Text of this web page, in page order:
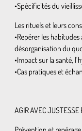
•Spécificités du
Les rituels et leurs
•Repérer les
désorganisation du
•Impact sur la santé,
•Cas pratiques et
AGIR AVEC JUSTESSE